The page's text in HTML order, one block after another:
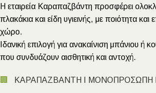
Η εταιρεία Καραπαζβάντη προσφέρει
πλακάκια και είδη υγιεινής, με ποιότητα και
χώρο.
Ιδανική επιλογή για ανακαίνιση μπάνιου ή
που συνδυάζουν αισθητική και αντοχή.
🏢 ΚΑΡΑΠΑΖΒΑΝΤΗ Ι ΜΟΝΟΠΡΟΣΩΠΗ